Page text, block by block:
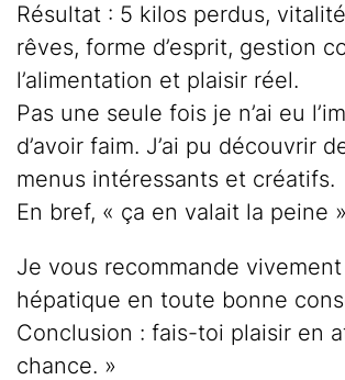
Résultat : 5 kilos perdus,
rêves, forme d’esprit, gestion
l’alimentation et plaisir réel.
Pas une seule fois je n’ai eu
d’avoir faim. J’ai pu découvrir
menus intéressants et créatifs.
En bref, « ça en valait la peine
Je vous recommande
hépatique en toute bonne
Conclusion : fais-toi plaisir en
chance. »